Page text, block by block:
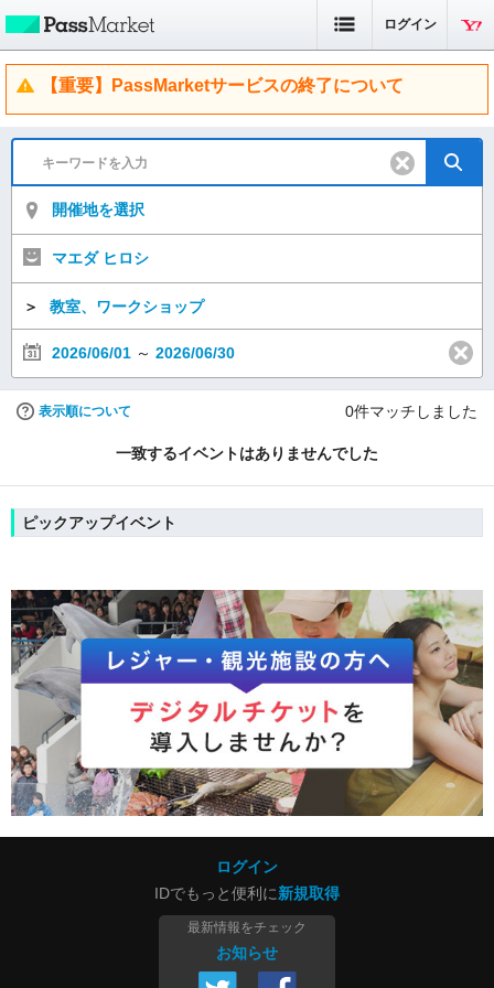
ログイン
【重要】PassMarketサービスの終了について
開催地を選択
マエダ ヒロシ
＞ 教室、ワークショップ
2026/06/01 ～ 2026/06/30
表示順について 0件マッチしました
一致するイベントはありませんでした
ピックアップイベント
ログイン
IDでもっと便利に新規取得
最新情報をチェック
お知らせ